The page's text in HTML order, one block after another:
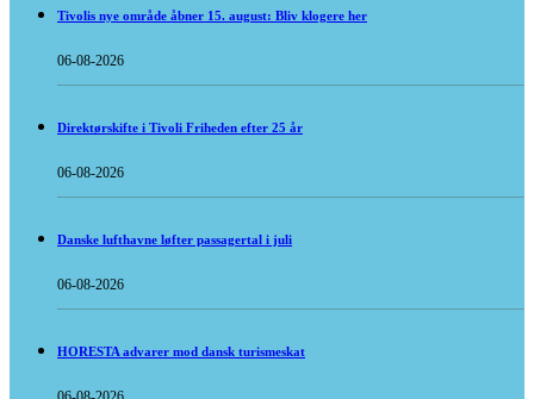
Tivolis nye område åbner 15. august: Bliv klogere her
06-08-2026
Direktørskifte i Tivoli Friheden efter 25 år
06-08-2026
Danske lufthavne løfter passagertal i juli
06-08-2026
HORESTA advarer mod dansk turismeskat